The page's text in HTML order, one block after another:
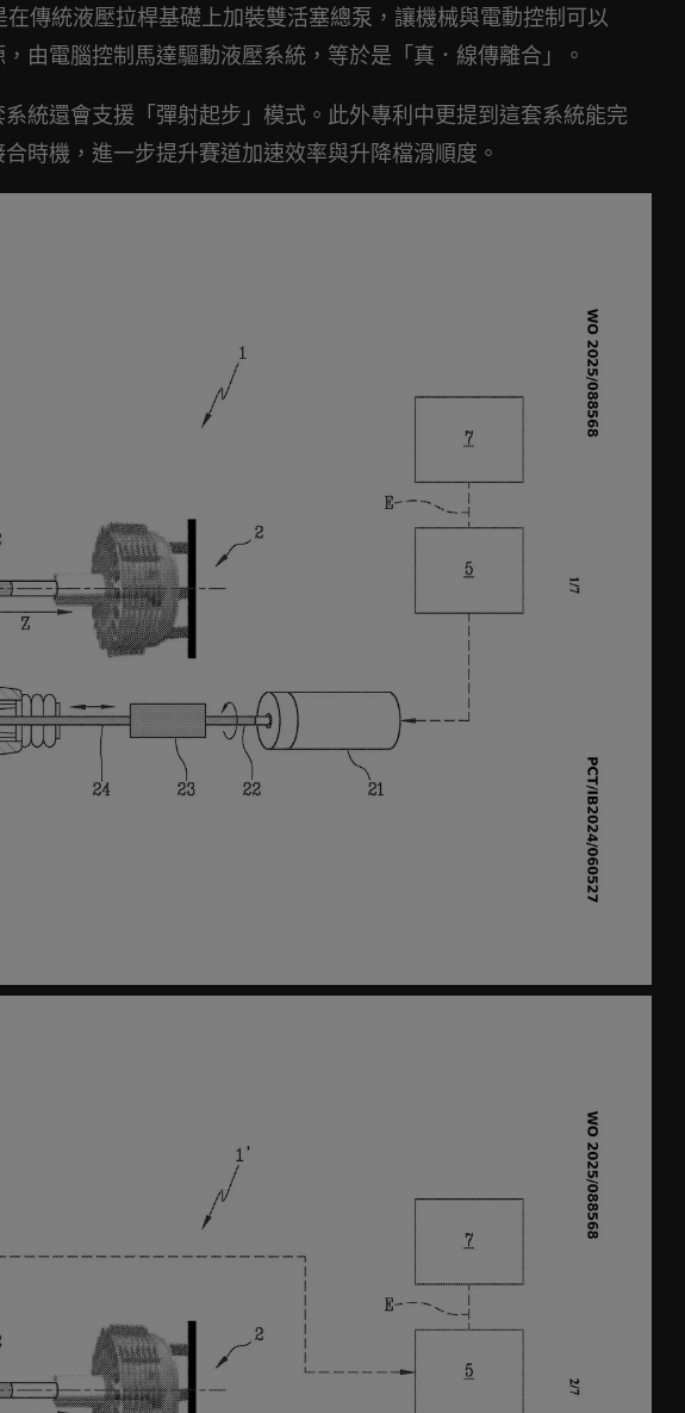
傳統液壓拉桿基礎上加裝雙活塞總泵，讓機械與電動控制可以
由電腦控制馬達驅動液壓系統，等於是「真．線傳離合」。
統還會支援「彈射起步」模式。此外專利中更提到這套系統能完
時機，進一步提升賽道加速效率與升降檔滑順度。